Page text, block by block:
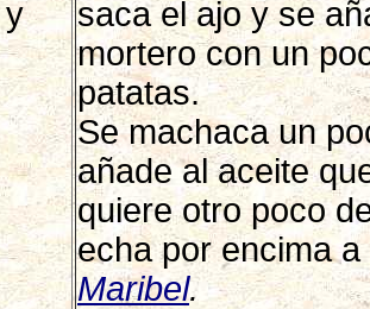
y
saca el ajo y se
mortero con un
patatas.
Se machaca un
añade al aceite
quiere otro poco
echa por encima
Maribel.